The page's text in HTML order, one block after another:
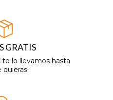
GRATIS
lo llevamos hasta
quieras!